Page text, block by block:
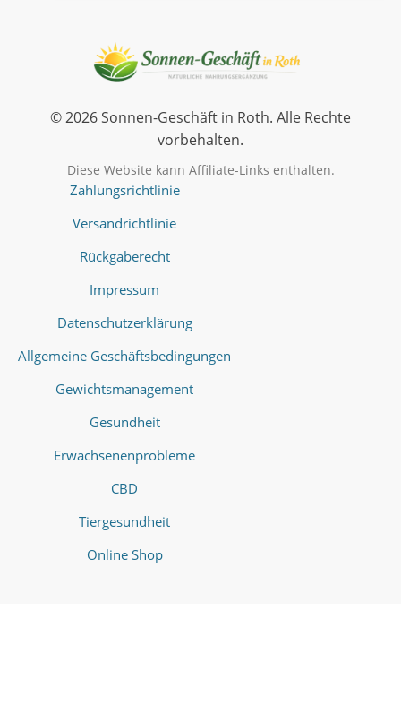
© 2026 Sonnen-Geschäft in Roth. Alle Rechte
vorbehalten.
Diese Website kann Affiliate-Links enthalten.
Zahlungsrichtlinie
Versandrichtlinie
Rückgaberecht
Impressum
Datenschutzerklärung
Allgemeine Geschäftsbedingungen
Gewichtsmanagement
Gesundheit
Erwachsenenprobleme
CBD
Tiergesundheit
Online Shop